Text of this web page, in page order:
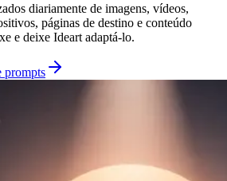
diariamente de imagens, vídeos,
páginas de destino e conteúdo
e deixe Ideart adaptá-lo.
prompts